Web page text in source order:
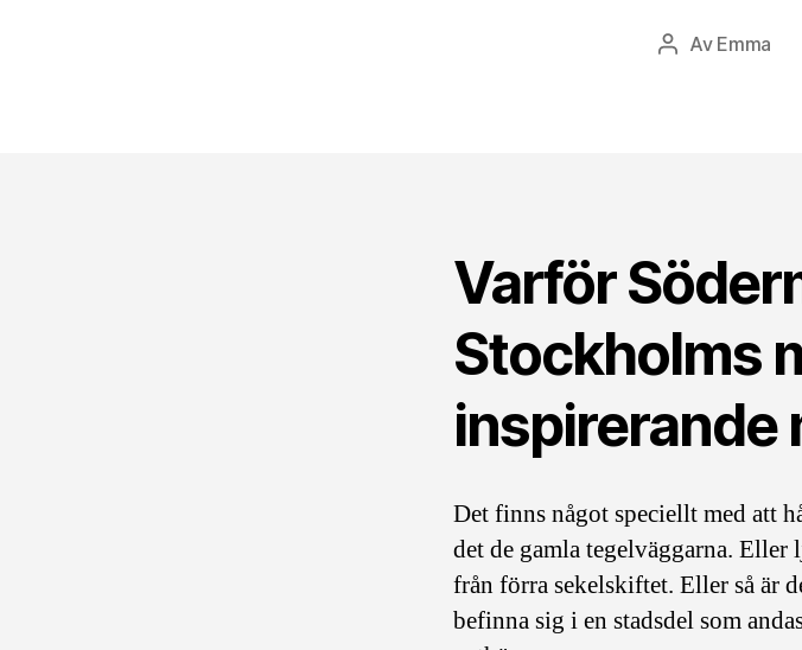
Av Emma
Varför
Stockholms
inspirerande
Det finns något speciellt med att
det de gamla tegelväggarna.
från förra sekelskiftet. Eller så är
befinna sig i en stadsdel som